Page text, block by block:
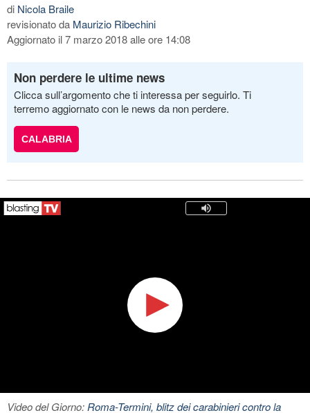
di Nicola Braile
revisionato da Maurizio Ribechini
Aggiornato il 7 marzo 2018 alle ore 14:08
Non perdere le ultime news
Clicca sull’argomento che ti interessa per seguirlo. Ti
terremo aggiornato con le news da non perdere.
CALABRIA
Video del Giorno:Roma-Termini, blitz dei carabinieri contro la